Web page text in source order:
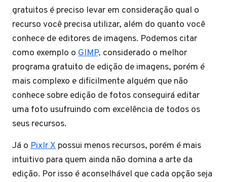
gratuitos é preciso levar em consideração qual o
recurso você precisa utilizar, além do quanto você
conhece de editores de imagens. Podemos citar
como exemplo o GIMP, considerado o melhor
programa gratuito de edição de imagens, porém é
mais complexo e dificilmente alguém que não
conhece sobre edição de fotos conseguirá editar
uma foto usufruindo com excelência de todos os
seus recursos.
Já o Pixlr X possui menos recursos, porém é mais
intuitivo para quem ainda não domina a arte da
edição. Por isso é aconselhável que cada opção seja